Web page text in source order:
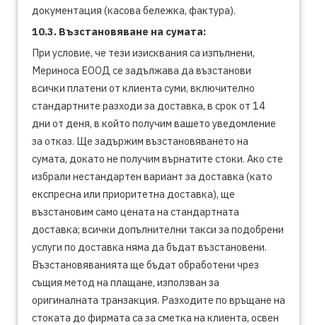
документация (касова бележка, фактура).
10.3. Възстановяване на сумата:
При условие, че тези изисквания са изпълнени,
Мериноса ЕООД се задължава да възстанови
всички платени от клиента суми, включително
стандартните разходи за доставка, в срок от 14
дни от деня, в който получим вашето уведомление
за отказ. Ще задържим възстановяването на
сумата, докато не получим върнатите стоки. Ако сте
избрали нестандартен вариант за доставка (като
експресна или приоритетна доставка), ще
възстановим само цената на стандартната
доставка; всички допълнителни такси за подобрени
услуги по доставка няма да бъдат възстановени.
Възстановяванията ще бъдат обработени чрез
същия метод на плащане, използван за
оригиналната транзакция. Разходите по връщане на
стоката до фирмата са за сметка на клиента, освен